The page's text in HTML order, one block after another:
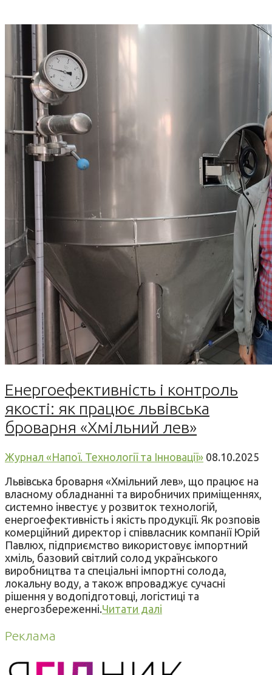
Енергоефективність і контроль
якості: як працює львівська
броварня «Хмільний лев»
Журнал «Напої. Технології та Інновації» 08.10.2025
Львівська броварня «Хмільний лев», що працює на
власному обладнанні та виробничих приміщеннях,
системно інвестує у розвиток технологій,
енергоефективність і якість продукції. Як розповів
комерційний директор і співвласник компанії Юрій
Павлюх, підприємство використовує імпортний
хміль, базовий світлий солод українського
виробництва та спеціальні імпортні солода,
локальну воду, а також впроваджує сучасні
рішення у водопідготовці, логістиці та
енергозбереженні.Читати далі
Реклама